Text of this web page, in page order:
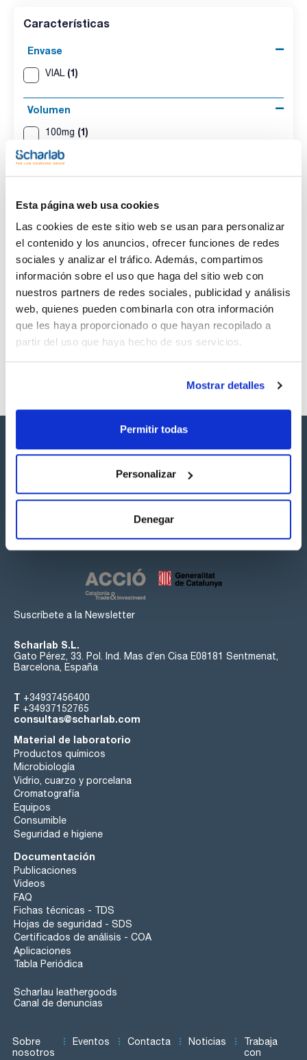
Esta página web usa cookies
Las cookies de este sitio web se usan para personalizar
el contenido y los anuncios, ofrecer funciones de redes
sociales y analizar el tráfico. Además, compartimos
información sobre el uso que haga del sitio web con
nuestros partners de redes sociales, publicidad y análisis
web, quienes pueden combinarla con otra información
que les haya proporcionado o que hayan recopilado a
partir del uso que haya hecho de sus servicios.
Mostrar detalles
Permitir todas
Personalizar
Denegar
Características
Envase
VIAL (1)
Volumen
100mg (1)
Envase
VIAL
Volumen
100mg
CAS
[993-16-8]
Referencia
SB28440100
x100mg
Comprar
Disponibilidad
Ver stock
Síguenos:
Suscríbete a la Newsletter
Scharlab S.L.
Gato Pérez, 33. Pol. Ind. Mas d’en Cisa E08181 Sentmenat,
Barcelona, España
T +34937456400
F +34937152765
consultas@scharlab.com
Material de laboratorio
Productos químicos
Microbiología
Vidrio, cuarzo y porcelana
Cromatografía
Equipos
Consumible
Seguridad e higiene
Documentación
Publicaciones
Videos
FAQ
Fichas técnicas - TDS
Hojas de seguridad - SDS
Certificados de análisis - COA
Aplicaciones
Tabla Periódica
Scharlau leathergoods
Canal de denuncias
Sobre
nosotros
Eventos Contacta Noticias
Trabaja
con